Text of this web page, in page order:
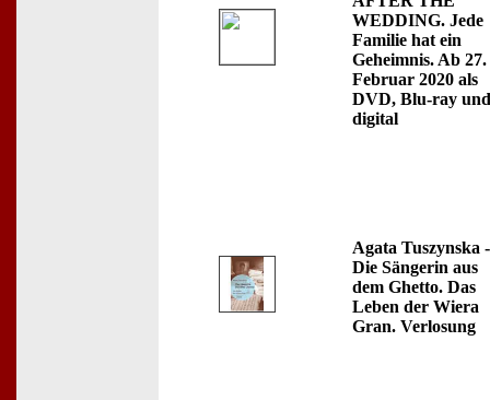
WEDDING. Jede
Familie hat ein
Geheimnis. Ab 27.
Februar 2020 als
DVD, Blu-ray und
digital
Agata Tuszynska -
Die Sängerin aus
dem Ghetto. Das
Leben der Wiera
Gran. Verlosung